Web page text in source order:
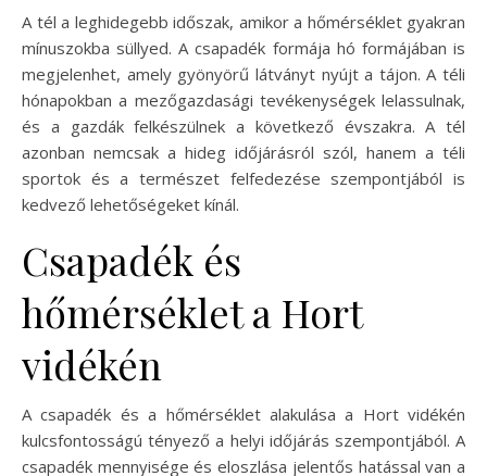
A tél a leghidegebb időszak, amikor a hőmérséklet gyakran
mínuszokba süllyed. A csapadék formája hó formájában is
megjelenhet, amely gyönyörű látványt nyújt a tájon. A téli
hónapokban a mezőgazdasági tevékenységek lelassulnak,
és a gazdák felkészülnek a következő évszakra. A tél
azonban nemcsak a hideg időjárásról szól, hanem a téli
sportok és a természet felfedezése szempontjából is
kedvező lehetőségeket kínál.
Csapadék és
hőmérséklet a Hort
vidékén
A csapadék és a hőmérséklet alakulása a Hort vidékén
kulcsfontosságú tényező a helyi időjárás szempontjából. A
csapadék mennyisége és eloszlása jelentős hatással van a